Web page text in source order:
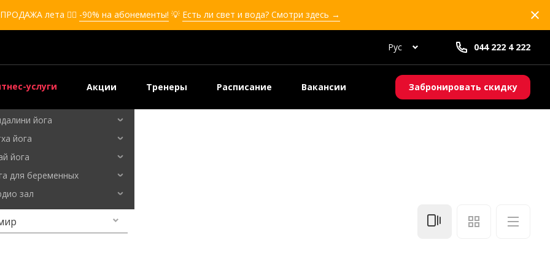
лета ❤️‍🔥 -90% на абонементы! 💡 Есть ли свет и вода? Смотри здесь →
Рус 044 222 4 222
услуги
для девушек
для детей
для девушек
для детей
йога
йога
йога
для беременных
зал
Акции Тренеры Расписание Вакансии Забронировать скидку